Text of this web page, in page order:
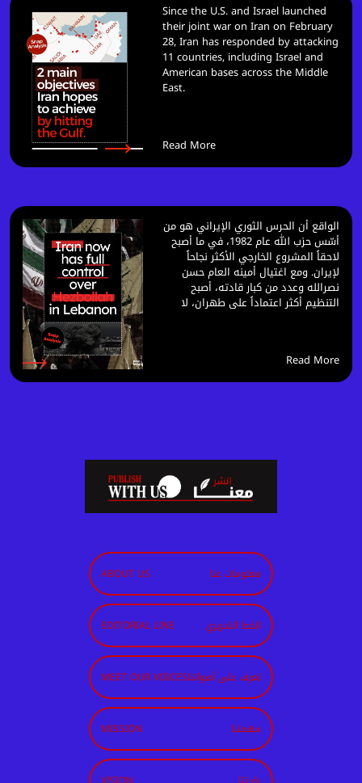
Since the U.S. and Israel launched
their joint war on Iran on February
28, Iran has responded by attacking
11 countries, including Israel and
American bases across the Middle
East.
Read More
الواقع أن الحرس الثوري الإيراني هو من
أسّس حزب اللّٰه عام 1982، في ما أصبح
لاحقاً المشروع الخارجي الأكثر نجاحاً
لإيران. ومع اغتيال أمينه العام حسن
نصرالله وعدد من كبار قادته، أصبح
التنظيم أكثر اعتماداً على طهران، لا
Read More
ABOUT US معلومات عنا
EDITORIAL LINE الخط التحريري
MEET OUR VOICESتعرف على أصواتنا
MISSION مهمتنا